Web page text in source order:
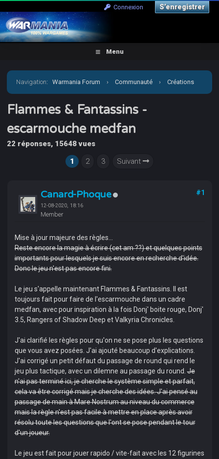
Connexion S’enregistrer
Menu
Navigation:Warmania Forum › Communauté › Créations
personnelles › Jeux et suppléments ›
Fantassins - escarmouche medfan
Flammes & Fantassins -
escarmouche medfan
22 réponses, 15648 vues
1
2 3 Suivant
Canard-Phoque
12-08-2020, 18:16
Member
#1
Mise à jour majeure des règles...
Reste encore la magie à écrire (cet am ??) et quelques points
importants pour lesquels je suis encore en recherche d'idée.
Donc le jeu n'est pas encore fini.
Le jeu s'appelle maintenant Flammes & Fantassins. Il est
toujours fait pour faire de l'escarmouche dans un cadre
medfan, avec pour inspiration à la fois Donj' boite rouge, Donj'
3.5, Rangers of Shadow Deep et Valkyria Chronicles.
J'ai clarifié les règles pour qu'on ne se pose plus les questions
que vous avez posées. J'ai ajouté beaucoup d'explications.
J'ai corrigé un petit défaut du passage de round qui rend le
jeu plus tactique, avec un dilemne au passage du round.Je
n'ai pas terminé ici, je cherche le système simple et parfait,
cela va être corrigé mais je cherche des idées. J'ai pensé au
passage de main à Mare Nostrum au niveau du commerce
mais la règle n'est pas facile à mettre en place après avoir
résolu toute les questions que l'ont se pose pendant le tour
d'un joueur.
Le jeu est fait pour jouer rapido / vite-fait avec les 12 figurines